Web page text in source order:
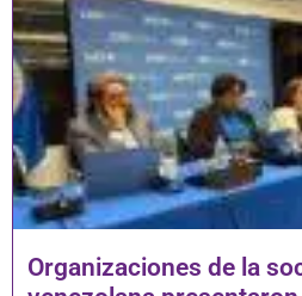
Organizaciones de la